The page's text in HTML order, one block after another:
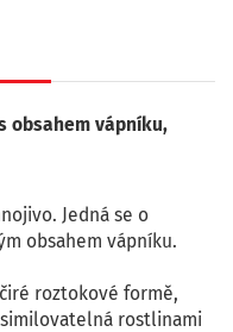
obsahem vápníku,
Jedná se o
obsahem vápníku.
roztokové formě,
rostlinami